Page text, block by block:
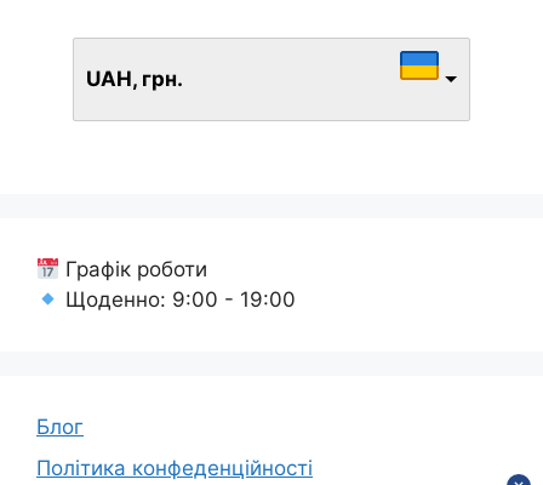
UAH, грн.
Графік роботи
Щоденно: 9:00 - 19:00
Блог
Політика конфеденційності